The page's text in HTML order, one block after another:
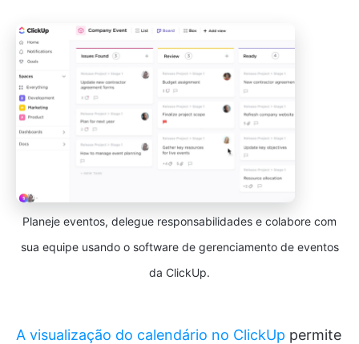
Planeje eventos, delegue responsabilidades e colabore com
sua equipe usando o software de gerenciamento de eventos
da ClickUp.
A visualização do calendário no ClickUp permite